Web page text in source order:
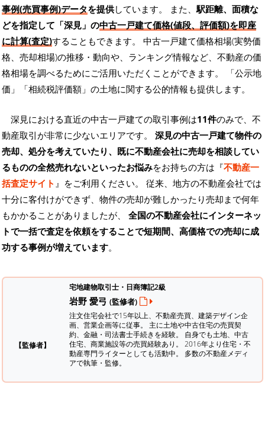
事例(売買事例)データを提供しています。 また、駅距離、面積な
どを指定して「深見」の中古一戸建て価格(値段、評価額)を即座
に計算(査定)することもできます。 中古一戸建て価格相場(実勢価
格、売却相場)の推移・動向や、ランキング情報など、不動産の価
格相場を調べるためにご活用いただくことができます。
「公示地
価」「相続税評価額」の土地に関する公的情報も提供します。
深見における直近の中古一戸建ての取引事例は11件のみで、不
動産取引が非常に少ないエリアです。 深見の中古一戸建て物件の
売却、処分を考えていたり、既に不動産会社に売却を相談してい
るものの全然売れないといったお悩みをお持ちの方は『不動産一
括査定サイト 』をご利用ください。 従来、地方の不動産会社では
十分に客付けができず、物件の売却が難しかったり売却まで何年
もかかることがありましたが、 全国の不動産会社にインターネッ
トで一括で査定を依頼をすることで短期間、高価格での売却に成
功する事例が増えています。
【監修者】
宅地建物取引士・日商簿記2級
岩野 愛弓 (監修者)
注文住宅会社で15年以上、不動産売買、建築デザイン企
画、営業企画等に従事。 主に土地や中古住宅の売買契
約、金融・司法書士手続きを経験。 自身でも土地、中古
住宅、商業施設等の売買経験あり。 2016年より住宅・不
動産専門ライターとしても活動中。 多数の不動産メディ
アで執筆・監修。